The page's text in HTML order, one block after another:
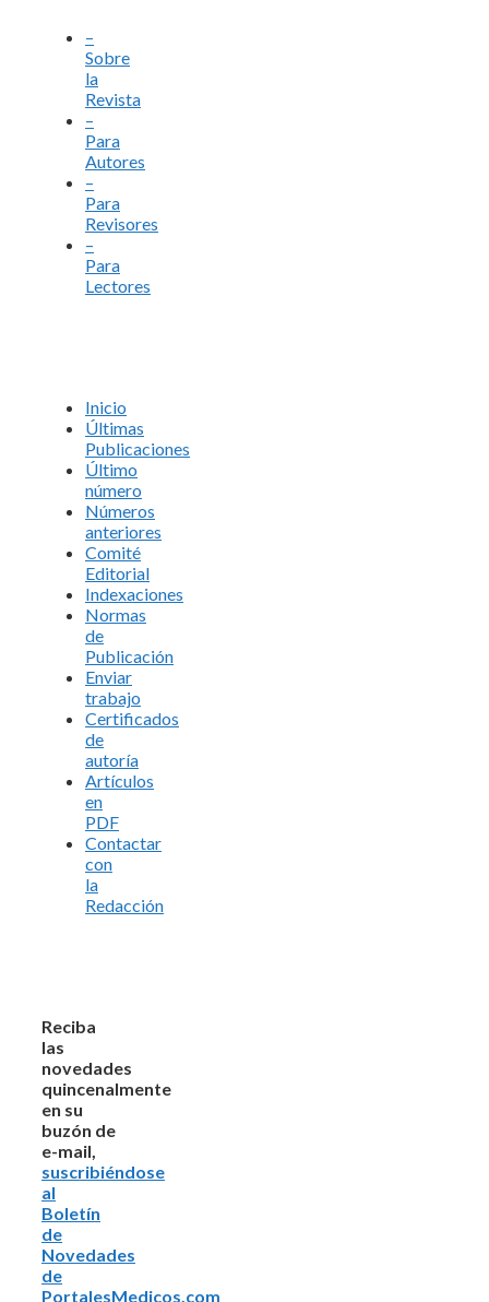
–
Sobre
la
Revista
–
Para
Autores
–
Para
Revisores
–
Para
Lectores
Inicio
Últimas
Publicaciones
Último
número
Números
anteriores
Comité
Editorial
Indexaciones
Normas
de
Publicación
Enviar
trabajo
Certificados
de
autoría
Artículos
en
PDF
Contactar
con
la
Redacción
Reciba
las
novedades
quincenalmente
en su
buzón de
e-mail,
suscribiéndose
al
Boletín
de
Novedades
de
PortalesMedicos.com